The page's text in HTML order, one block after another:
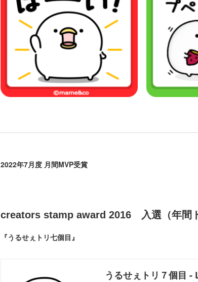
2022年7月度 月間MVP受賞
creators stamp award 2016 入選（年間
『うるせぇトリ七個目』
うるせぇトリ７個目